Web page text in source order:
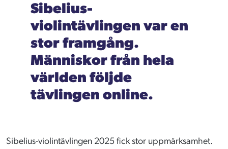
Sibelius-
violintävlingen var en
stor framgång.
Människor från hela
världen följde
tävlingen online.
Sibelius-violintävlingen 2025 fick stor uppmärksamhet.